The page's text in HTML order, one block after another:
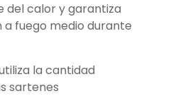
del calor y garantiza
a fuego medio durante
la cantidad
sartenes